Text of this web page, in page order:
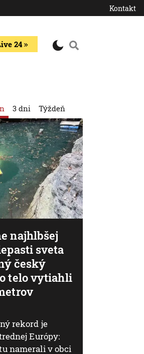
Kontakt
24
najhlbšej
sveta
český
telo vytiahli
rekord je
Európy:
namerali v obci
3 dni Týždeň